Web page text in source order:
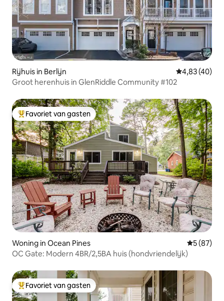
Rijhuis in Berlijn Gemiddelde
4,83 (40)
Groot herenhuis in GlenRiddle Community #102
Topfavoriet van gasten
Favoriet van gasten
Woning in Ocean Pines
5 (87)
OC Gate: Modern 4BR/2,5BA huis (hondvriendelijk)
Topfavoriet van gasten
Favoriet van gasten